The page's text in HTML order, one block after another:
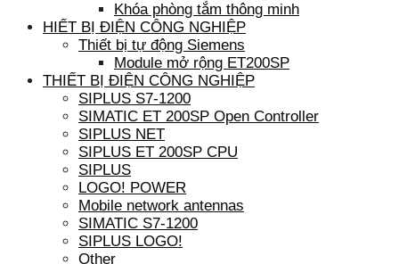
Khóa phòng tắm thông minh
HIẾT BỊ ĐIỆN CÔNG NGHIỆP
Thiết bị tự động Siemens
Module mở rộng ET200SP
THIẾT BỊ ĐIỆN CÔNG NGHIỆP
SIPLUS S7-1200
SIMATIC ET 200SP Open Controller
SIPLUS NET
SIPLUS ET 200SP CPU
SIPLUS
LOGO! POWER
Mobile network antennas
SIMATIC S7-1200
SIPLUS LOGO!
Other